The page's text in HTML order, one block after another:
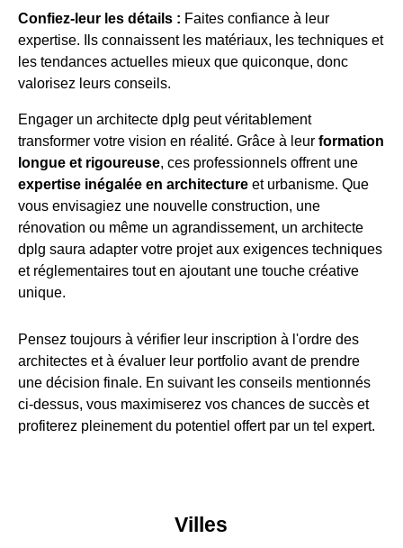
Confiez-leur les détails : Faites confiance à leur
expertise. Ils connaissent les matériaux, les techniques et
les tendances actuelles mieux que quiconque, donc
valorisez leurs conseils.
Engager un architecte dplg peut véritablement
transformer votre vision en réalité. Grâce à leur formation
longue et rigoureuse, ces professionnels offrent une
expertise inégalée en architecture et urbanisme. Que
vous envisagiez une nouvelle construction, une
rénovation ou même un agrandissement, un architecte
dplg saura adapter votre projet aux exigences techniques
et réglementaires tout en ajoutant une touche créative
unique.
Pensez toujours à vérifier leur inscription à l'ordre des
architectes et à évaluer leur portfolio avant de prendre
une décision finale. En suivant les conseils mentionnés
ci-dessus, vous maximiserez vos chances de succès et
profiterez pleinement du potentiel offert par un tel expert.
Villes